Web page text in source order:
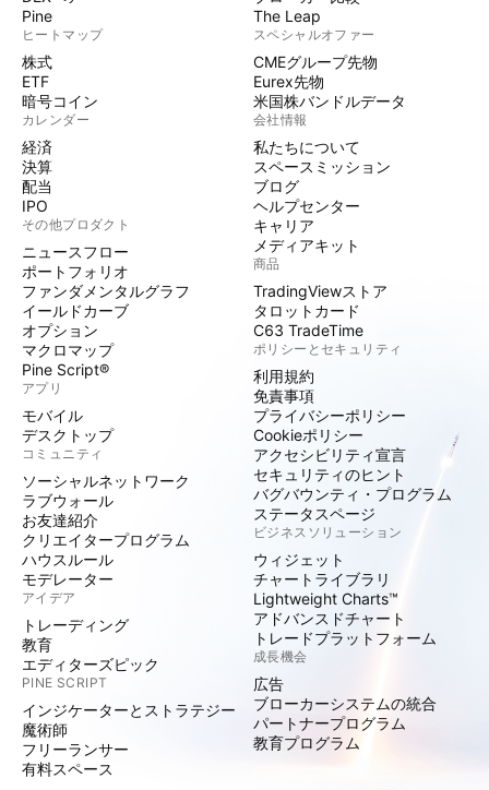
Pine
ヒートマップ
株式
ETF
暗号コイン
カレンダー
経済
決算
配当
IPO
その他プロダクト
ニュースフロー
ポートフォリオ
ファンダメンタルグラフ
イールドカーブ
オプション
マクロマップ
Pine Script®
アプリ
モバイル
デスクトップ
コミュニティ
ソーシャルネットワーク
ラブウォール
お友達紹介
クリエイタープログラム
ハウスルール
モデレーター
アイデア
トレーディング
教育
エディターズピック
PINE SCRIPT
インジケーターとストラテジー
魔術師
フリーランサー
有料スペース
The Leap
スペシャルオファー
CMEグループ先物
Eurex先物
米国株バンドルデータ
会社情報
私たちについて
スペースミッション
ブログ
ヘルプセンター
キャリア
メディアキット
商品
TradingViewストア
タロットカード
C63 TradeTime
ポリシーとセキュリティ
利用規約
免責事項
プライバシーポリシー
Cookieポリシー
アクセシビリティ宣言
セキュリティのヒント
バグバウンティ・プログラム
ステータスページ
ビジネスソリューション
ウィジェット
チャートライブラリ
Lightweight Charts™
アドバンスドチャート
トレードプラットフォーム
成長機会
広告
ブローカーシステムの統合
パートナープログラム
教育プログラム